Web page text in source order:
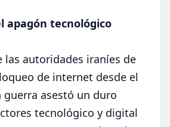
apagón tecnológico
las autoridades iraníes de
de internet desde el
guerra asestó un duro
tecnológico y digital